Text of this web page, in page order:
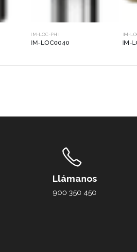
IM-LOC-PHI
IM-LOC0040
IM-
IM-
Llámanos
900 350 450